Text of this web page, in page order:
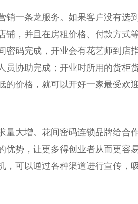
销一条龙服务。如果客户没有选
铺，并且在房租价格、付款方式
密码完成，开业会有花艺师到店
员协助完成；开业时所用的货柜
的价格，就可以开好一家最受欢
量大增。花间密码连锁品牌给合
优势，让更多得创业者从而更容
，可以通过各种渠道进行宣传，